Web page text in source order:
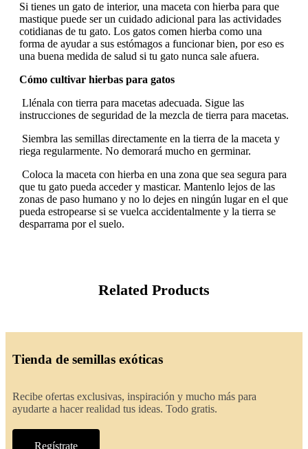
Si tienes un gato de interior, una maceta con hierba para que
mastique puede ser un cuidado adicional para las actividades
cotidianas de tu gato. Los gatos comen hierba como una
forma de ayudar a sus estómagos a funcionar bien, por eso es
una buena medida de salud si tu gato nunca sale afuera.
Cómo cultivar hierbas para gatos
Llénala con tierra para macetas adecuada. Sigue las
instrucciones de seguridad de la mezcla de tierra para macetas.
Siembra las semillas directamente en la tierra de la maceta y
riega regularmente. No demorará mucho en germinar.
Coloca la maceta con hierba en una zona que sea segura para
que tu gato pueda acceder y masticar. Mantenlo lejos de las
zonas de paso humano y no lo dejes en ningún lugar en el que
pueda estropearse si se vuelca accidentalmente y la tierra se
desparrama por el suelo.
Related Products
Tienda de semillas exóticas
Recibe ofertas exclusivas, inspiración y mucho más para
ayudarte a hacer realidad tus ideas. Todo gratis.
Regístrate